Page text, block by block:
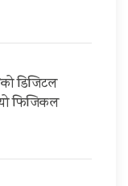
डिजिटल
फिजिकल